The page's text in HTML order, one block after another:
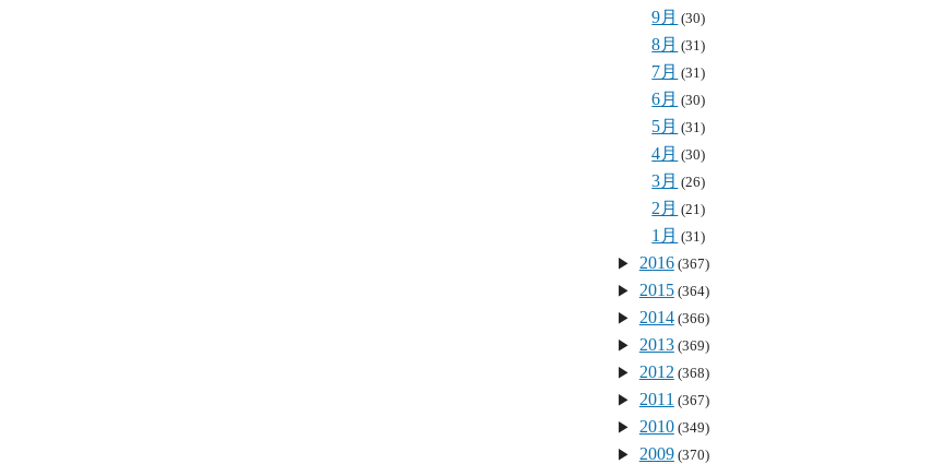
9月 (30)
8月 (31)
7月 (31)
6月 (30)
5月 (31)
4月 (30)
3月 (26)
2月 (21)
1月 (31)
2016(367)
2015(364)
2014(366)
2013(369)
2012(368)
2011 (367)
2010(349)
2009(370)